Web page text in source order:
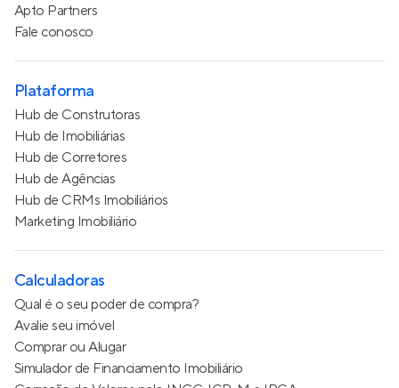
Apto Partners
Fale conosco
Plataforma
Hub de Construtoras
Hub de Imobiliárias
Hub de Corretores
Hub de Agências
Hub de CRMs Imobiliários
Marketing Imobiliário
Calculadoras
Qual é o seu poder de compra?
Avalie seu imóvel
Comprar ou Alugar
Simulador de Financiamento Imobiliário